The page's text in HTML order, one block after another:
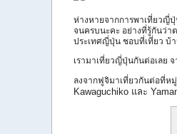
ห่างหายจากการพาเที่ยวญี่
จนครบนะคะ อย่างที่รู้กันว่า
ประเทศญี่ปุ่น ชอบที่เที่ยว บ้
เรามาเที่ยวญี่ปุ่นกันต่อเลย
ลงจากฟูจิมาเที่ยวกันต่อที่ห
Kawaguchiko และ